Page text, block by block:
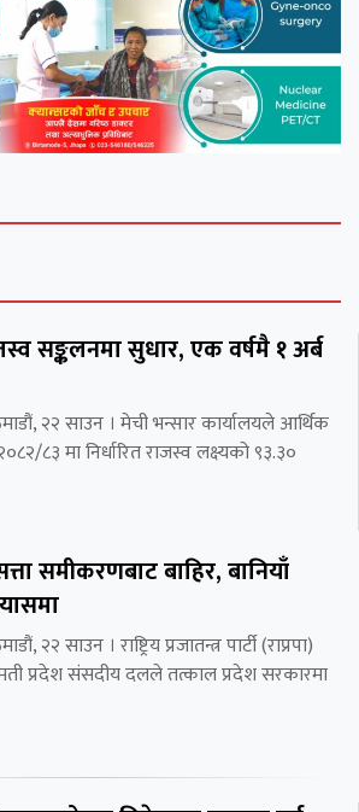
सङ्कलनमा सुधार, एक वर्षमै १ अर्ब
२२ साउन । मेची भन्सार कार्यालयले आर्थिक
८३ मा निर्धारित राजस्व लक्ष्यको ९३.३०
समीकरणबाट बाहिर, बानियाँ
२२ साउन । राष्ट्रिय प्रजातन्त्र पार्टी (राप्रपा)
प्रदेश संसदीय दलले तत्काल प्रदेश सरकारमा